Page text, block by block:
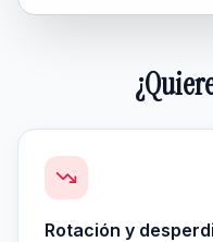
Rotación y